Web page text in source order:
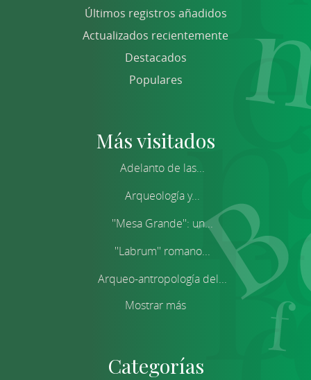
Últimos registros añadidos
Actualizados recientemente
Destacados
Populares
Más visitados
Adelanto de las...
Arqueología y...
''Mesa Grande'': un...
''Labrum'' romano...
Arqueo-antropología del...
Mostrar más
Categorías